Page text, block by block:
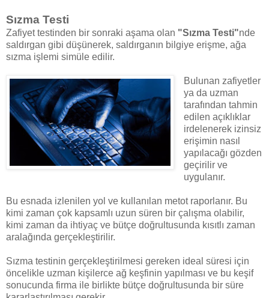
Sızma Testi
Zafiyet testinden bir sonraki aşama olan "Sızma Testi"nde
saldırgan gibi düşünerek, saldırganın bilgiye erişme, ağa
sızma işlemi simüle edilir.
Bulunan zafiyetler
ya da uzman
tarafından tahmin
edilen açıklıklar
irdelenerek izinsiz
erişimin nasıl
yapılacağı gözden
geçirilir ve
uygulanır.
Bu esnada izlenilen yol ve kullanılan metot raporlanır. Bu
kimi zaman çok kapsamlı uzun süren bir çalışma olabilir,
kimi zaman da ihtiyaç ve bütçe doğrultusunda kısıtlı zaman
aralağında gerçekleştirilir.
Sızma testinin gerçekleştirilmesi gereken ideal süresi için
öncelikle uzman kişilerce ağ keşfinin yapılması ve bu keşif
sonucunda firma ile birlikte bütçe doğrultusunda bir süre